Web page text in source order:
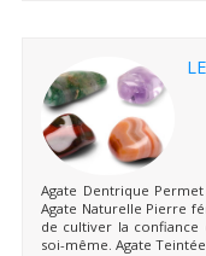
Agate Dentrique
Agate Naturelle Pierre
de cultiver la
soi-même. Agate